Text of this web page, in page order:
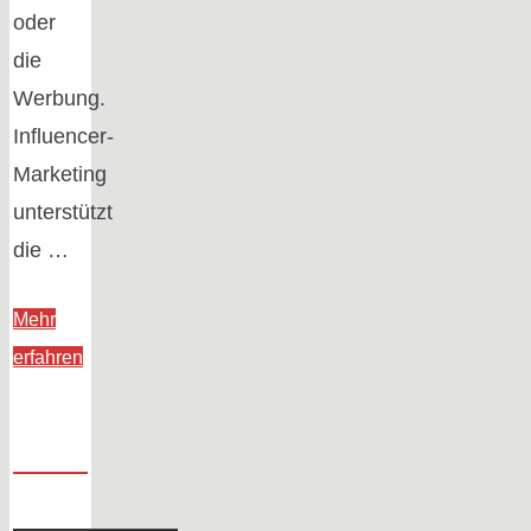
oder
die
Werbung.
Influencer-
Marketing
unterstützt
die …
Mehr
erfahren"5
Zusammenarbeit